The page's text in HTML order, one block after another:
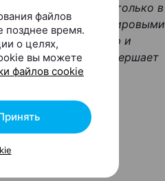
популярность не только в
популярными мировыми
французскую и
гармонично завершает
рублей
файлов
позднее время.
о целях,
вы можете
файлов cookie